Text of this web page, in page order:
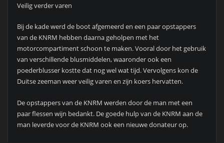
Veilig verder varen
Bij de kade werd de boot afgemeerd en een paar opstappers
van de KNRM hebben daarna geholpen met het
motorcompartiment schoon te maken. Vooral door het gebruik
van verschillende blusmiddelen, waaronder ook een
poederblusser kostte dat nog wel wat tijd. Vervolgens kon de
Duitse zeeman weer veilig varen en zijn koers hervatten.
De opstappers van de KNRM werden door de man met een
paar flessen wijn bedankt. De goede hulp van de KNRM aan de
man leverde voor de KNRM ook een nieuwe donateur op.